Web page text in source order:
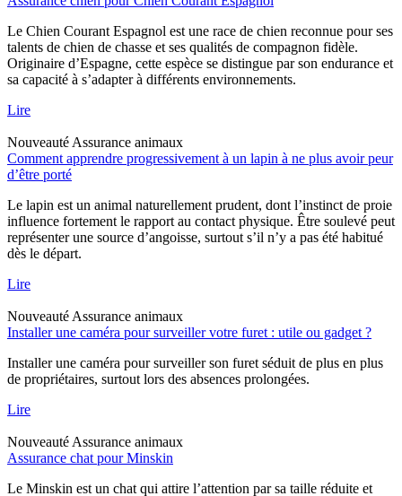
Le Chien Courant Espagnol est une race de chien reconnue pour ses
talents de chien de chasse et ses qualités de compagnon fidèle.
Originaire d’Espagne, cette espèce se distingue par son endurance et
sa capacité à s’adapter à différents environnements.
Lire
Nouveauté Assurance animaux
Comment apprendre progressivement à un lapin à ne plus avoir peur
d’être porté
Le lapin est un animal naturellement prudent, dont l’instinct de proie
influence fortement le rapport au contact physique. Être soulevé peut
représenter une source d’angoisse, surtout s’il n’y a pas été habitué
dès le départ.
Lire
Nouveauté Assurance animaux
Installer une caméra pour surveiller votre furet : utile ou gadget ?
Installer une caméra pour surveiller son furet séduit de plus en plus
de propriétaires, surtout lors des absences prolongées.
Lire
Nouveauté Assurance animaux
Assurance chat pour Minskin
Le Minskin est un chat qui attire l’attention par sa taille réduite et